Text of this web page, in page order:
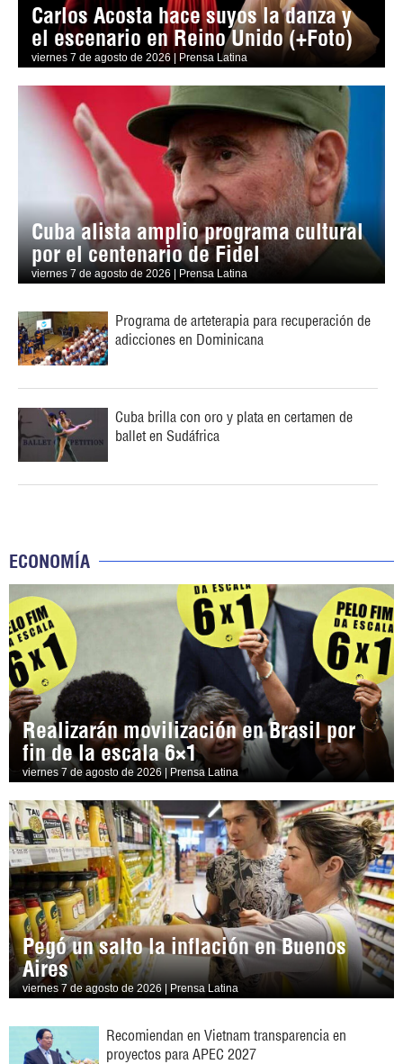
Carlos Acosta hace suyos la danza y
el escenario en Reino Unido (+Foto)
viernes 7 de agosto de 2026 | Prensa Latina
Cuba alista amplio programa cultural
por el centenario de Fidel
viernes 7 de agosto de 2026 | Prensa Latina
Programa de arteterapia para recuperación de
adicciones en Dominicana
Cuba brilla con oro y plata en certamen de
ballet en Sudáfrica
ECONOMÍA
Realizarán movilización en Brasil por
fin de la escala 6×1
viernes 7 de agosto de 2026 | Prensa Latina
Pegó un salto la inflación en Buenos
Aires
viernes 7 de agosto de 2026 | Prensa Latina
Recomiendan en Vietnam transparencia en
proyectos para APEC 2027